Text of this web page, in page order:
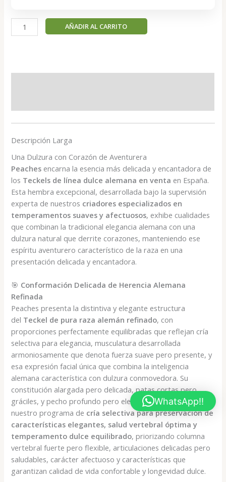
Peaches
-
AÑADIR AL CARRITO
Descripción Larga
Una Dulzura con Corazón de Aventurera
Peaches encarna la esencia más delicada y encantadora de
los Teckels de línea dulce alemana en venta en España.
Esta hembra excepcional, desarrollada bajo la supervisión
experta de nuestros criadores especializados en
temperamentos suaves y afectuosos, exhibe cualidades
que combinan la tradicional elegancia alemana con una
dulzura natural que derrite corazones, manteniendo ese
espíritu aventurero característico de la raza en una
presentación delicada y encantadora.
🎯 Conformación Delicada de Herencia Alemana
Refinada
Peaches presenta la distintiva y elegante estructura
del Teckel de pura raza alemán refinado, con
proporciones perfectamente equilibradas que reflejan cría
selectiva para elegancia, musculatura desarrollada
armoniosamente que denota fuerza suave pero presente, y
esa expresión facial única que combina la inteligencia
alemana característica con dulzura conmovedora. Su
constitución alargada pero delicada, patas cortas pero
gráciles, y pecho profundo pero elegante son resultado de
nuestro programa de cría selectiva para preservación de
características elegantes, salud vertebral óptima y
temperamento dulce equilibrado, priorizando columna
vertebral fuerte pero flexible, articulaciones delicadas pero
saludables, carácter afectuoso y características que
garantizan calidad de vida confortable y longevidad dulce.
WhatsApp!!